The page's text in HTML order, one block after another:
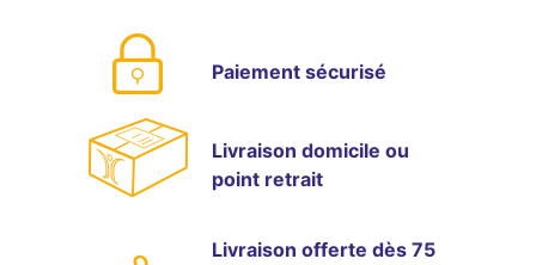
Paiement sécurisé
Livraison domicile ou
point retrait
Livraison offerte dès 75